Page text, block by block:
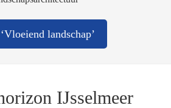
landschap’
IJsselmeer